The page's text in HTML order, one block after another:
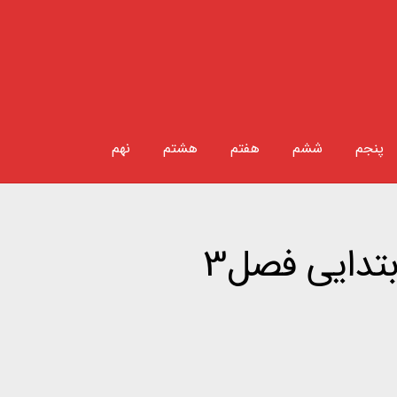
پنجم ششم هفتم هشتم نهم
فصل3